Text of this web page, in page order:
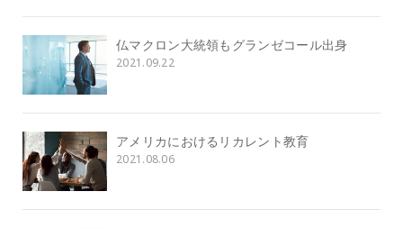
仏マクロン大統領もグランゼコール出身
2021.09.22
アメリカにおけるリカレント教育
2021.08.06